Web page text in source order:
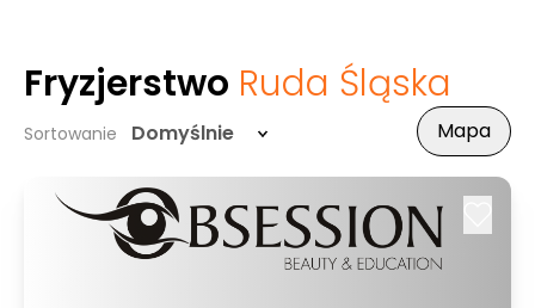
Fryzjerstwo Ruda Śląska
Sortowanie Domyślnie Mapa